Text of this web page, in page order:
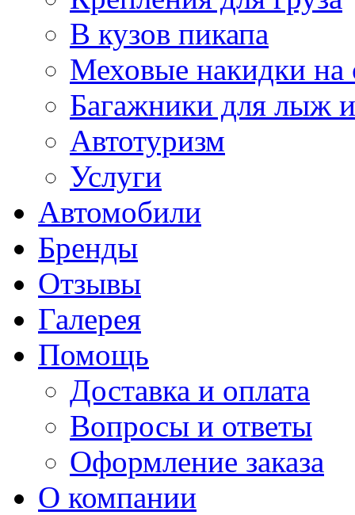
В кузов пикапа
Меховые накидки на
Багажники для лыж
Автотуризм
Услуги
Автомобили
Бренды
Отзывы
Галерея
Помощь
Доставка и оплата
Вопросы и ответы
Оформление заказа
О компании